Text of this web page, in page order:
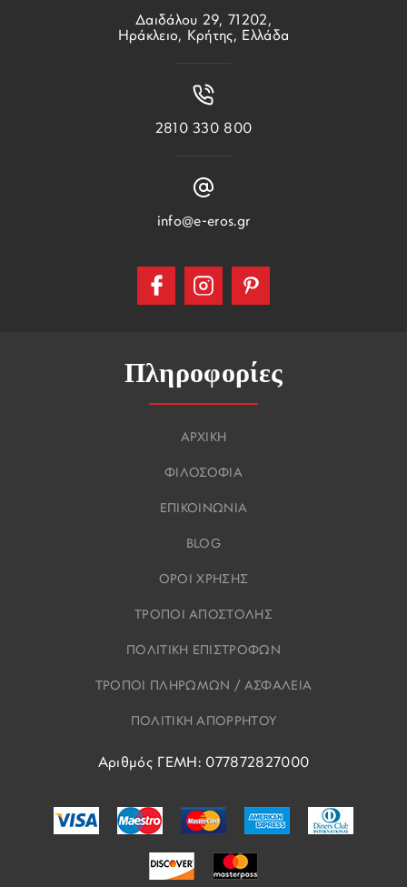
Πληροφορίες
ΑΡΧΙΚΗ
ΦΙΛΟΣΟΦΙΑ
ΕΠΙΚΟΙΝΩΝΙΑ
BLOG
ΟΡΟΙ ΧΡΗΣΗΣ
ΤΡΟΠΟΙ ΑΠΟΣΤΟΛΗΣ
ΠΟΛΙΤΙΚΗ ΕΠΙΣΤΡΟΦΩΝ
ΤΡΟΠΟΙ ΠΛΗΡΩΜΩΝ / ΑΣΦΑΛΕΙΑ
ΠΟΛΙΤΙΚΗ ΑΠΟΡΡΗΤΟΥ
Αριθμός ΓΕΜΗ: 077872827000
Δαιδάλου 29, 71202,
Ηράκλειο, Κρήτης, Ελλάδα
2810 330 800
info@e-eros.gr